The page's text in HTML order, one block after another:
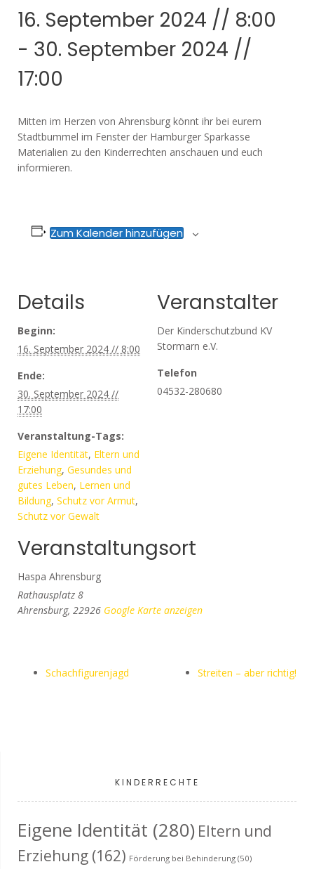
16. September 2024 // 8:00
- 30. September 2024 //
17:00
Mitten im Herzen von Ahrensburg könnt ihr bei eurem
Stadtbummel im Fenster der Hamburger Sparkasse
Materialien zu den Kinderrechten anschauen und euch
informieren.
Zum Kalender hinzufügen
Details
Beginn:
16. September 2024 // 8:00
Ende:
30. September 2024 //
17:00
Veranstaltung-Tags:
Eigene Identität, Eltern und
Erziehung, Gesundes und
gutes Leben, Lernen und
Bildung, Schutz vor Armut,
Schutz vor Gewalt
Veranstaltungsort
Haspa Ahrensburg
Rathausplatz 8
Ahrensburg, 22926 Google Karte anzeigen
Veranstalter
Der Kinderschutzbund KV
Stormarn e.V.
Telefon
04532-280680
Schachfigurenjagd Streiten – aber richtig!
KINDERRECHTE
Eigene Identität (280) Eltern und
Erziehung (162) Förderung bei Behinderung (50)